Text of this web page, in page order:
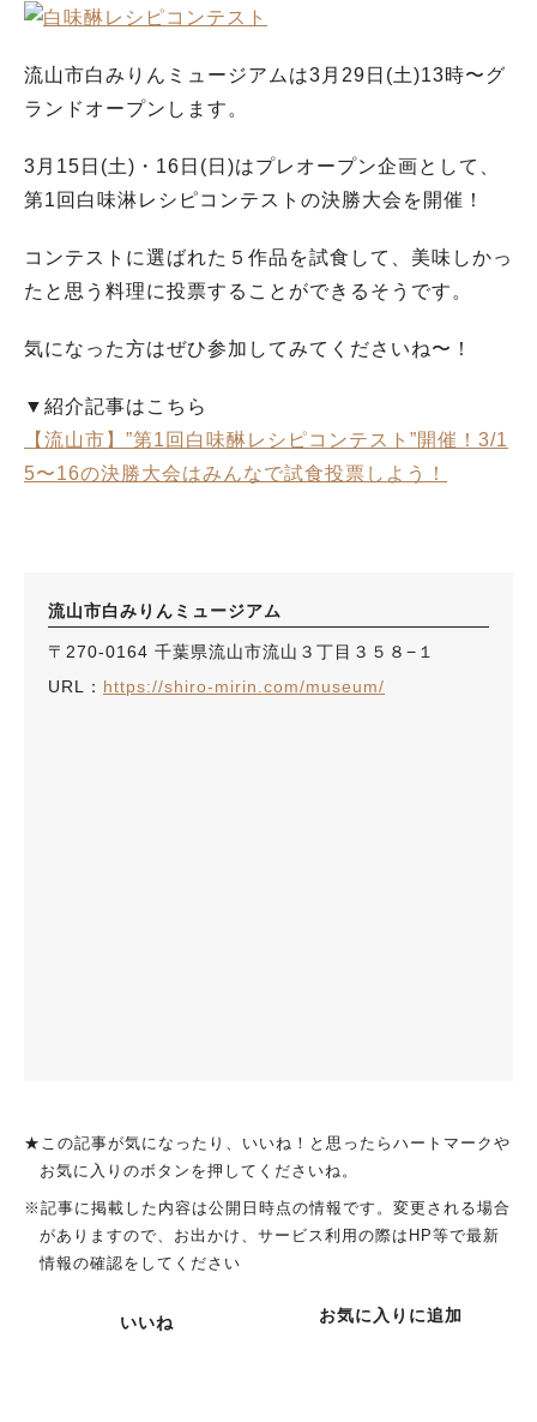
流山市白みりんミュージアムは3月29日(土)13時〜グ
ランドオープンします。
3月15日(土)・16日(日)はプレオープン企画として、
第1回白味淋レシピコンテストの決勝大会を開催！
コンテストに選ばれた５作品を試食して、美味しかっ
たと思う料理に投票することができるそうです。
気になった方はぜひ参加してみてくださいね〜！
▼紹介記事はこちら
【流山市】”第1回白味醂レシピコンテスト”開催！3/1
5〜16の決勝大会はみんなで試食投票しよう！
流山市白みりんミュージアム
〒270-0164 千葉県流山市流山３丁目３５８−１
URL： https://shiro-mirin.com/museum/
★この記事が気になったり、いいね！と思ったらハートマークや
お気に入りのボタンを押してくださいね。
※記事に掲載した内容は公開日時点の情報です。変更される場合
がありますので、お出かけ、サービス利用の際はHP等で最新
情報の確認をしてください
いいね お気に入りに追加